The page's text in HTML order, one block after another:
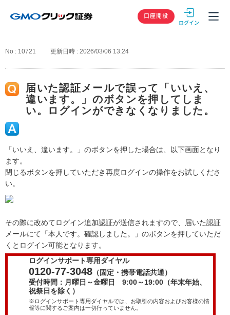
GMOクリック
口座開設
No : 10721 更新日時 : 2026/03/06 13:24
届いた認証メールで誤って「いいえ、
違います。」のボタンを押してしま
い。ログインができなくなりました。
「いいえ、違います。」のボタンを押した場合は、以下画面となり
ます。
閉じるボタンを押していただき再度ログインの操作をお試しくださ
い。
その際に改めてログイン追加認証が送信されますので、届いた認証
メールにて「本人です。確認しました。」のボタンを押していただ
くとログイン可能となります。
ログインサポート専用ダイヤル
0120-77-3048 （固定・携帯電話共通）
受付時間：月曜日～金曜日 9:00～19:00（年末年始、
祝祭日を除く）
※ログインサポート専用ダイヤルでは、お取引の内容およびお客様の情
報等に関するご案内は一切行っていません。